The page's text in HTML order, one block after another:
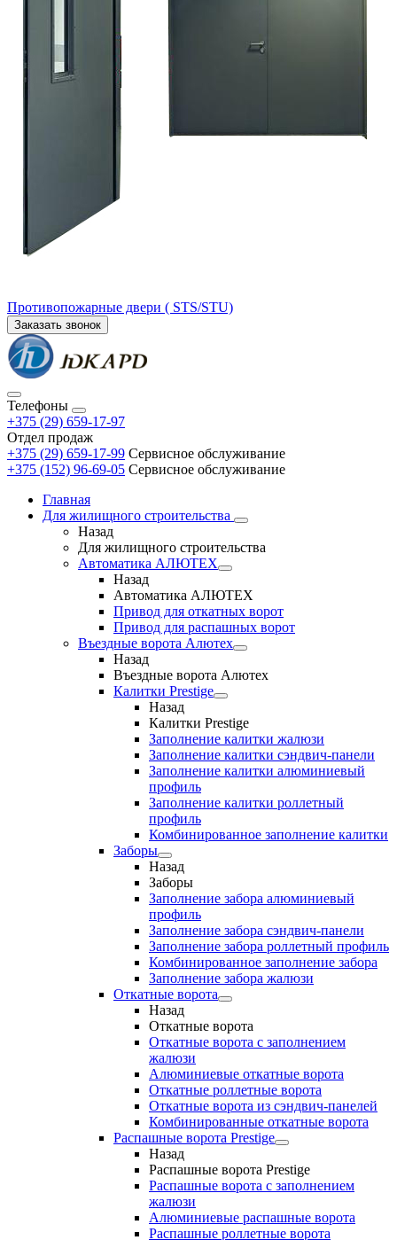
Противопожарные двери ( STS/STU)
Заказать звонок
Телефоны
+375 (29) 659-17-97
Отдел продаж
+375 (29) 659-17-99 Сервисное обслуживание
+375 (152) 96-69-05 Сервисное обслуживание
Главная
Для жилищного строительства
Назад
Для жилищного строительства
Автоматика AЛЮТЕХ
Назад
Автоматика AЛЮТЕХ
Привод для откатных ворот
Привод для распашных ворот
Въездные ворота Алютех
Назад
Въездные ворота Алютех
Калитки Prestige
Назад
Калитки Prestige
Заполнение калитки жалюзи
Заполнение калитки сэндвич-панели
Заполнение калитки алюминиевый
профиль
Заполнение калитки роллетный
профиль
Комбинированное заполнение калитки
Заборы
Назад
Заборы
Заполнение забора алюминиевый
профиль
Заполнение забора сэндвич-панели
Заполнение забора роллетный профиль
Комбинированное заполнение забора
Заполнение забора жалюзи
Откатные ворота
Назад
Откатные ворота
Откатные ворота с заполнением
жалюзи
Алюминиевые откатные ворота
Откатные роллетные ворота
Откатные ворота из сэндвич-панелей
Комбинированные откатные ворота
Распашные ворота Prestige
Назад
Распашные ворота Prestige
Распашные ворота с заполнением
жалюзи
Алюминиевые распашные ворота
Распашные роллетные ворота